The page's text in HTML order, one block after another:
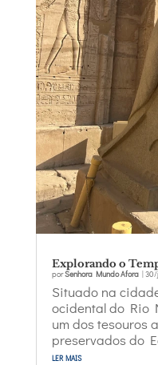
Explorando o
porSenhora Mundo Afora|
Situado na
ocidental do Rio
um dos tesouros
preservados do
ler mais